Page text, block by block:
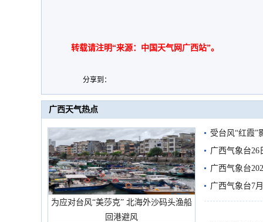
转载请注明“来源：中国天气网广西站”。
分享到：
广西天气热点
为应对台风“美莎克” 北海外沙码头渔船
回港避风
受台风“红霞”
有较强降雨
广西气象台26
广西气象台
预警
广西气象台7